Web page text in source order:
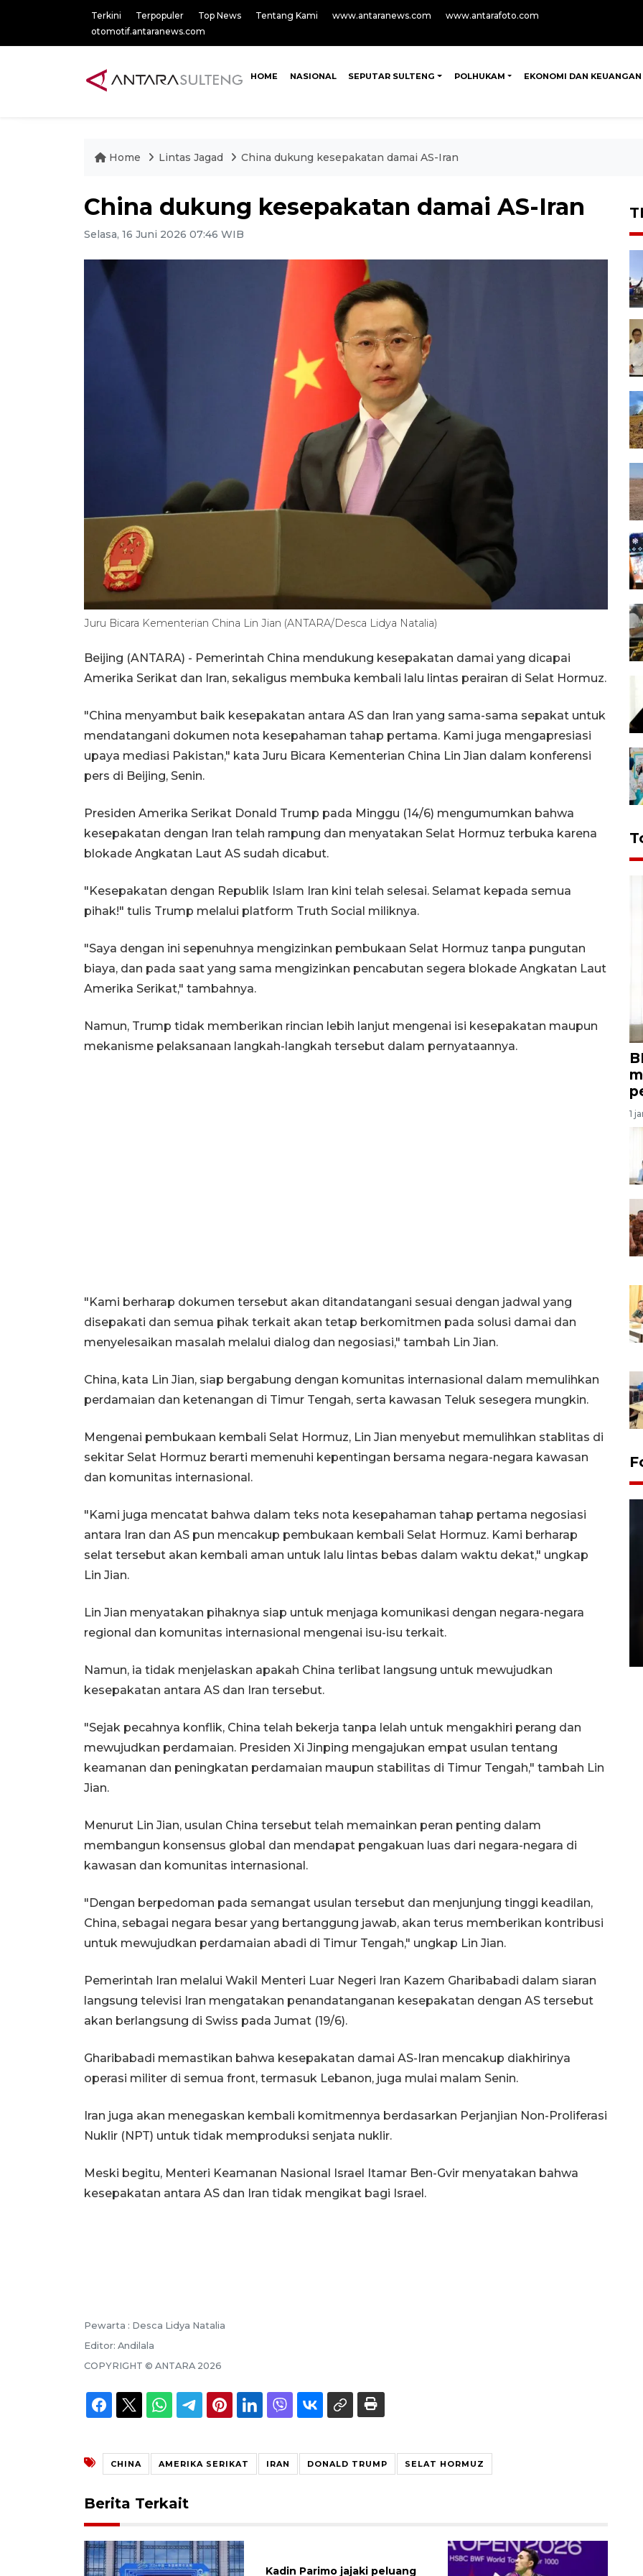
Terkini Terpopuler Top News Tentang Kami www.antaranews.com
www.antarafoto.com
otomotif.antaranews.com
HOME NASIONAL SEPUTAR SULTENG POLHUKAM EKONOMI DAN KEUANGAN
Home Lintas Jagad China dukung kesepakatan damai AS-Iran
China dukung kesepakatan damai AS-Iran
Selasa, 16 Juni 2026 07:46 WIB
Juru Bicara Kementerian China Lin Jian (ANTARA/Desca Lidya Natalia)
Beijing (ANTARA) - Pemerintah China mendukung kesepakatan damai yang dicapai
Amerika Serikat dan Iran, sekaligus membuka kembali lalu lintas perairan di Selat Hormuz.
"China menyambut baik kesepakatan antara AS dan Iran yang sama-sama sepakat untuk
mendatangani dokumen nota kesepahaman tahap pertama. Kami juga mengapresiasi
upaya mediasi Pakistan," kata Juru Bicara Kementerian China Lin Jian dalam konferensi
pers di Beijing, Senin.
Presiden Amerika Serikat Donald Trump pada Minggu (14/6) mengumumkan bahwa
kesepakatan dengan Iran telah rampung dan menyatakan Selat Hormuz terbuka karena
blokade Angkatan Laut AS sudah dicabut.
"Kesepakatan dengan Republik Islam Iran kini telah selesai. Selamat kepada semua
pihak!" tulis Trump melalui platform Truth Social miliknya.
"Saya dengan ini sepenuhnya mengizinkan pembukaan Selat Hormuz tanpa pungutan
biaya, dan pada saat yang sama mengizinkan pencabutan segera blokade Angkatan Laut
Amerika Serikat," tambahnya.
Namun, Trump tidak memberikan rincian lebih lanjut mengenai isi kesepakatan maupun
mekanisme pelaksanaan langkah-langkah tersebut dalam pernyataannya.
"Kami berharap dokumen tersebut akan ditandatangani sesuai dengan jadwal yang
disepakati dan semua pihak terkait akan tetap berkomitmen pada solusi damai dan
menyelesaikan masalah melalui dialog dan negosiasi," tambah Lin Jian.
China, kata Lin Jian, siap bergabung dengan komunitas internasional dalam memulihkan
perdamaian dan ketenangan di Timur Tengah, serta kawasan Teluk sesegera mungkin.
Mengenai pembukaan kembali Selat Hormuz, Lin Jian menyebut memulihkan stablitas di
sekitar Selat Hormuz berarti memenuhi kepentingan bersama negara-negara kawasan
dan komunitas internasional.
"Kami juga mencatat bahwa dalam teks nota kesepahaman tahap pertama negosiasi
antara Iran dan AS pun mencakup pembukaan kembali Selat Hormuz. Kami berharap
selat tersebut akan kembali aman untuk lalu lintas bebas dalam waktu dekat," ungkap
Lin Jian.
Lin Jian menyatakan pihaknya siap untuk menjaga komunikasi dengan negara-negara
regional dan komunitas internasional mengenai isu-isu terkait.
Namun, ia tidak menjelaskan apakah China terlibat langsung untuk mewujudkan
kesepakatan antara AS dan Iran tersebut.
"Sejak pecahnya konflik, China telah bekerja tanpa lelah untuk mengakhiri perang dan
mewujudkan perdamaian. Presiden Xi Jinping mengajukan empat usulan tentang
keamanan dan peningkatan perdamaian maupun stabilitas di Timur Tengah," tambah Lin
Jian.
Menurut Lin Jian, usulan China tersebut telah memainkan peran penting dalam
membangun konsensus global dan mendapat pengakuan luas dari negara-negara di
kawasan dan komunitas internasional.
"Dengan berpedoman pada semangat usulan tersebut dan menjunjung tinggi keadilan,
China, sebagai negara besar yang bertanggung jawab, akan terus memberikan kontribusi
untuk mewujudkan perdamaian abadi di Timur Tengah," ungkap Lin Jian.
Pemerintah Iran melalui Wakil Menteri Luar Negeri Iran Kazem Gharibabadi dalam siaran
langsung televisi Iran mengatakan penandatanganan kesepakatan dengan AS tersebut
akan berlangsung di Swiss pada Jumat (19/6).
Gharibabadi memastikan bahwa kesepakatan damai AS-Iran mencakup diakhirinya
operasi militer di semua front, termasuk Lebanon, juga mulai malam Senin.
Iran juga akan menegaskan kembali komitmennya berdasarkan Perjanjian Non-Proliferasi
Nuklir (NPT) untuk tidak memproduksi senjata nuklir.
Meski begitu, Menteri Keamanan Nasional Israel Itamar Ben-Gvir menyatakan bahwa
kesepakatan antara AS dan Iran tidak mengikat bagi Israel.
Pewarta : Desca Lidya Natalia
Editor: Andilala
COPYRIGHT © ANTARA 2026
CHINA AMERIKA SERIKAT IRAN DONALD TRUMP SELAT HORMUZ
Berita Terkait
Kadin Parimo jajaki peluang
1
Layanan pembuatan SIM Baru
di Satpas Polresta Palu